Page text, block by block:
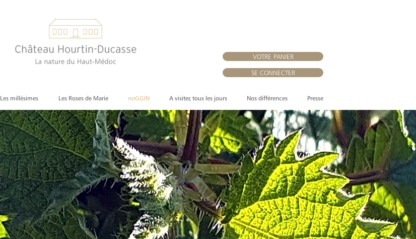
VOTRE PANIER
SE CONNECTER
Les millésimes Les Roses de Marie noGGIN A visiter, tous les jours Nos différences Presse